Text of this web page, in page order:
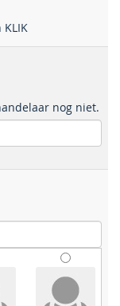
KLIK
nog niet.